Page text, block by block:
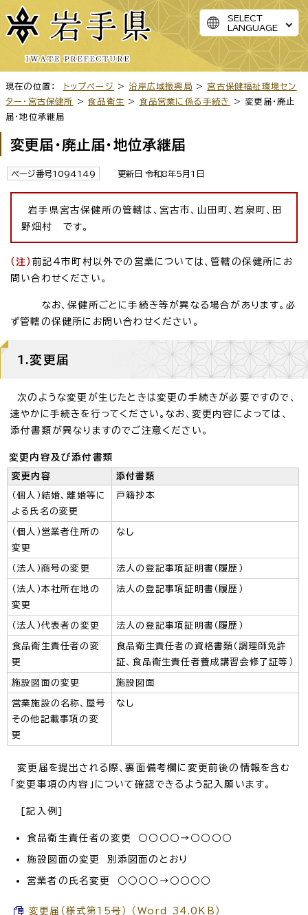
SELECT
LANGUAGE
現在の位置： トップページ > 沿岸広域振興局 > 宮古保健福祉環境セン
ター・宮古保健所
>食品衛生 > 食品営業に係る手続き
> 変更届・廃止
届・地位承継届
変更届・廃止届・地位承継届
ページ番号1094149 更新日 令和8年5月1日
岩手県宮古保健所の管轄は、宮古市、山田町、岩泉町、田
野畑村 です。
（注） 前記4市町村以外での営業については、管轄の保健所にお
問い合わせください。
なお、保健所ごとに手続き等が異なる場合があります。必
ず管轄の保健所にお問い合わせください。
1.変更届
次のような変更が生じたときは変更の手続きが必要ですので、
速やかに手続きを行ってください。なお、変更内容によっては、
添付書類が異なりますのでご注意ください。
変更内容及び添付書類
変更内容 添付書類
（個人）結婚、離婚等に
よる氏名の変更
戸籍抄本
（個人）営業者住所の
変更
なし
（法人）商号の変更 法人の登記事項証明書（履歴）
（法人）本社所在地の
変更
法人の登記事項証明書（履歴）
（法人）代表者の変更 法人の登記事項証明書（履歴）
食品衛生責任者の変
更
食品衛生責任者の資格書類（調理師免許
証、食品衛生責任者養成講習会修了証等）
施設図面の変更 施設図面
営業施設の名称、屋号
その他記載事項の変
更
なし
変更届を提出される際、裏面備考欄に変更前後の情報を含む
「変更事項の内容」について確認できるよう記入願います。
[記入例]
食品衛生責任者の変更 ○○○○→○○○○
施設図面の変更 別添図面のとおり
営業者の氏名変更 ○○○○→○○○○
変更届（様式第15号） （Word 34.0KB）